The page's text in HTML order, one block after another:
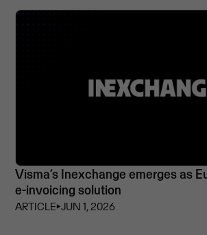
Visma’s Inexchange emerges as
e-invoicing solution
ARTICLE⏵JUN 1, 2026